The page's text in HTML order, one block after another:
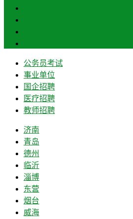
公务员考试
事业单位
国企招聘
医疗招聘
教师招聘
济南
青岛
德州
临沂
淄博
东营
烟台
威海